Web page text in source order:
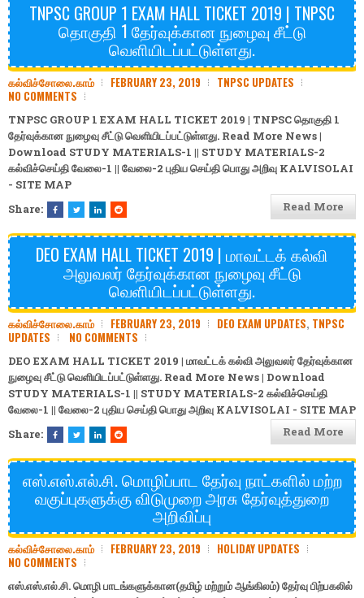
TNPSC GROUP 1 EXAM HALL TICKET 2019 | TNPSC
தொகுதி 1 தேர்வுக்கான நுழைவு சீட்டு
வெளியிடப்பட்டுள்ளது.
கல்விச்சோலை.காம் FEBRUARY 23, 2019
TNPSC UPDATES
NO COMMENTS
TNPSC GROUP 1 EXAM HALL TICKET 2019 | TNPSC தொகுதி 1
தேர்வுக்கான நுழைவு சீட்டு வெளியிடப்பட்டுள்ளது. Read More News |
Download STUDY MATERIALS-1 || STUDY MATERIALS-2
கல்விச்செய்திவேலை-1 || வேலை-2 புதிய செய்திபொது அறிவு KALVISOLAI
- SITE MAP
Share:
Read More
DEO EXAM HALL TICKET 2019 | மாவட்டக் கல்வி
அலுவலர் தேர்வுக்கான நுழைவு சீட்டு
வெளியிடப்பட்டுள்ளது.
கல்விச்சோலை.காம் FEBRUARY 23, 2019 DEO EXAM UPDATES, TNPSC
UPDATES
NO COMMENTS
DEO EXAM HALL TICKET 2019 | மாவட்டக் கல்வி அலுவலர் தேர்வுக்கான
நுழைவு சீட்டு வெளியிடப்பட்டுள்ளது. Read More News | Download
STUDY MATERIALS-1 || STUDY MATERIALS-2 கல்விச்செய்தி
வேலை-1 || வேலை-2 புதிய செய்திபொது அறிவு KALVISOLAI - SITE MAP
Share:
Read More
எஸ்.எஸ்.எல்.சி. மொழிப்பாட தேர்வு நாட்களில் மற்ற
வகுப்புகளுக்கு விடுமுறை அரசு தேர்வுத்துறை
அறிவிப்பு
கல்விச்சோலை.காம் FEBRUARY 23, 2019
HOLIDAY UPDATES
NO COMMENTS
எஸ்.எஸ்.எல்.சி. மொழி பாடங்களுக்கான(தமிழ் மற்றும் ஆங்கிலம்) தேர்வு பிற்பகலில்